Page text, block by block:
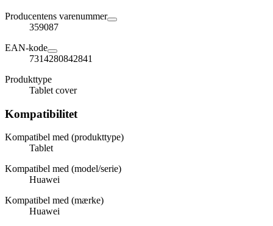
Producentens varenummer
359087
EAN-kode
7314280842841
Produkttype
Tablet cover
Kompatibilitet
Kompatibel med (produkttype)
Tablet
Kompatibel med (model/serie)
Huawei
Kompatibel med (mærke)
Huawei